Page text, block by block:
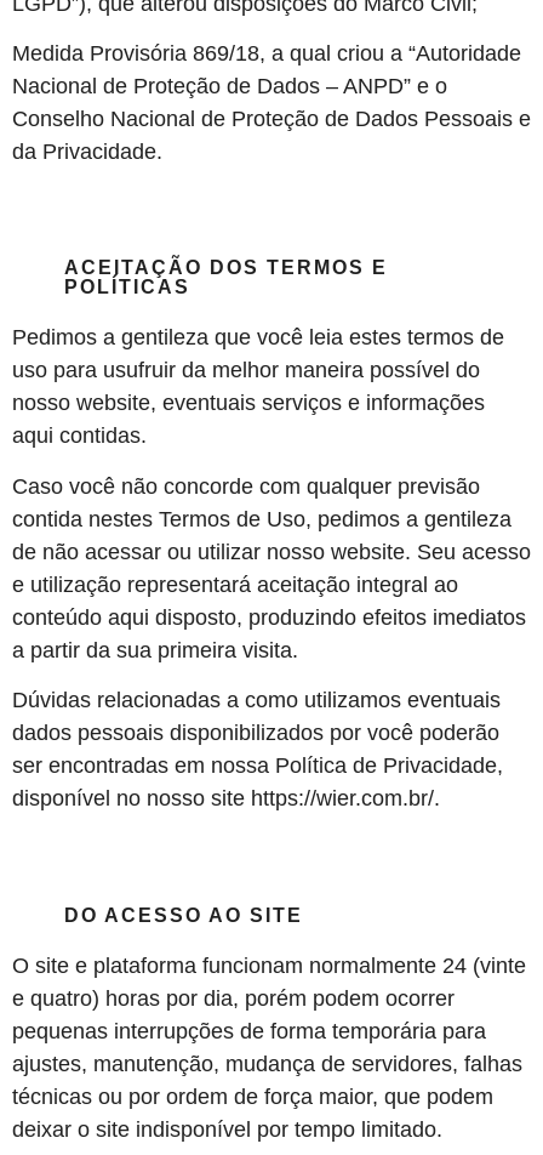
Medida Provisória 869/18, a qual criou a “Autoridade
Nacional de Proteção de Dados – ANPD” e o
Conselho Nacional de Proteção de Dados Pessoais e
da Privacidade.
ACEITAÇÃO DOS TERMOS E
POLÍTICAS
Pedimos a gentileza que você leia estes termos de
uso para usufruir da melhor maneira possível do
nosso website, eventuais serviços e informações
aqui contidas.
Caso você não concorde com qualquer previsão
contida nestes Termos de Uso, pedimos a gentileza
de não acessar ou utilizar nosso website. Seu acesso
e utilização representará aceitação integral ao
conteúdo aqui disposto, produzindo efeitos imediatos
a partir da sua primeira visita.
Dúvidas relacionadas a como utilizamos eventuais
dados pessoais disponibilizados por você poderão
ser encontradas em nossa Política de Privacidade,
disponível no nosso site https://wier.com.br/.
DO ACESSO AO SITE
O site e plataforma funcionam normalmente 24 (vinte
e quatro) horas por dia, porém podem ocorrer
pequenas interrupções de forma temporária para
ajustes, manutenção, mudança de servidores, falhas
técnicas ou por ordem de força maior, que podem
deixar o site indisponível por tempo limitado.